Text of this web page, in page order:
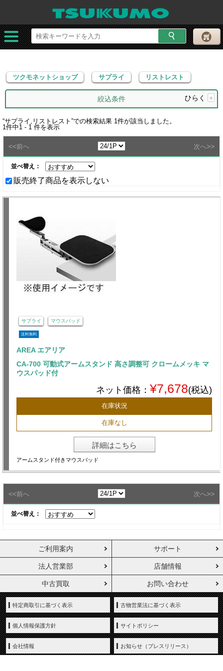
ツクモネットショップ サプライ リストレスト
ツクモネットショップ サプライ リストレスト
絞込条件 ひらく +
“サプライ,リストレスト ”での検索結果 1件が該当しました。
1件中1 - 1 件を表示
<<前へ 次へ>>
並べ替え：
販売終了商品を表示しない
サプライ マウスパッド
送料無料
AREA エアリア
CA-700 可動式アームスタンド 高さ調整可 クロームメッキ マ
ウスパッド付
ネット価格： ¥7,678(税込)
在庫状況
在庫なし
詳細はこちら
アームスタンド付きマウスパッド
<<前へ 次へ>>
並べ替え：
ご利用案内 サポート
法人営業部 店舗情報
中古買取 お問い合わせ
特定商取引に基づく表示 古物営業法に基づく表示
個人情報保護方針 サイトポリシー
会社情報 お知らせ（プレスリリース）